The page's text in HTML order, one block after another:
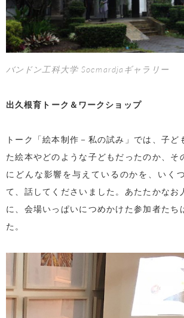
バンドン工科大学 Soemardjaギャラリー
出久根育トーク＆ワークショップ
トーク「絵本制作－私の試み」では、子ど
た絵本やどのような子どもだったのか、そ
にどんな影響を与えているのかを、いく
て、話してくださいました。あたたかなお
に、会場いっぱいにつめかけた参加者たち
た。